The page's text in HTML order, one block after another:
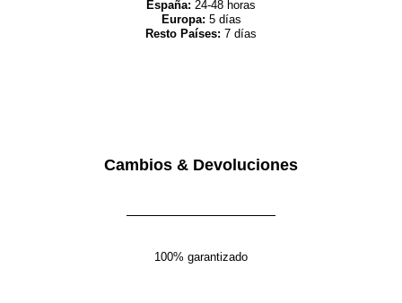
España: 24-48 horas
Europa: 5 días
Resto Países: 7 días
Cambios & Devoluciones
100% garantizado